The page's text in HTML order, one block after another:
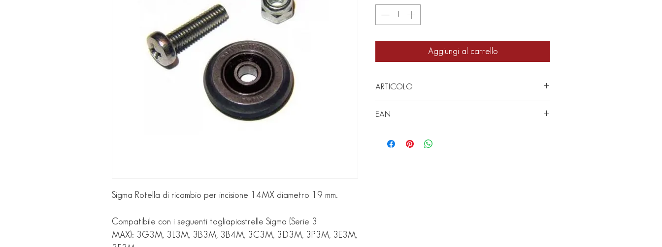
Sigma Rotella di ricambio per incisione 14MX diametro 19 mm.
Compatibile con i seguenti tagliapiastrelle Sigma (Serie 3
MAX): 3G3M, 3L3M, 3B3M, 3B4M, 3C3M, 3D3M, 3P3M, 3E3M,
Aggiungi al carrello
ARTICOLO
EAN